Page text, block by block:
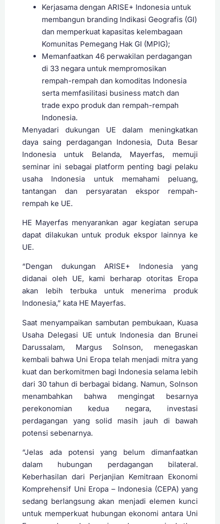
Kerjasama dengan ARISE+ Indonesia untuk
membangun branding Indikasi Geografis (GI)
dan memperkuat kapasitas kelembagaan
Komunitas Pemegang Hak GI (MPIG);
Memanfaatkan 46 perwakilan perdagangan
di 33 negara untuk mempromosikan
rempah-rempah dan komoditas Indonesia
serta memfasilitasi business match dan
trade expo produk dan rempah-rempah
Indonesia.
Menyadari dukungan UE dalam meningkatkan
daya saing perdagangan Indonesia, Duta Besar
Indonesia untuk Belanda, Mayerfas, memuji
seminar ini sebagai platform penting bagi pelaku
usaha Indonesia untuk memahami peluang,
tantangan dan persyaratan ekspor rempah-
rempah ke UE.
HE Mayerfas menyarankan agar kegiatan serupa
dapat dilakukan untuk produk ekspor lainnya ke
UE.
“Dengan dukungan ARISE+ Indonesia yang
didanai oleh UE, kami berharap otoritas Eropa
akan lebih terbuka untuk menerima produk
Indonesia,” kata HE Mayerfas.
Saat menyampaikan sambutan pembukaan, Kuasa
Usaha Delegasi UE untuk Indonesia dan Brunei
Darussalam, Margus Solnson, menegaskan
kembali bahwa Uni Eropa telah menjadi mitra yang
kuat dan berkomitmen bagi Indonesia selama lebih
dari 30 tahun di berbagai bidang. Namun, Solnson
menambahkan bahwa mengingat besarnya
perekonomian kedua negara, investasi
perdagangan yang solid masih jauh di bawah
potensi sebenarnya.
“Jelas ada potensi yang belum dimanfaatkan
dalam hubungan perdagangan bilateral.
Keberhasilan dari Perjanjian Kemitraan Ekonomi
Komprehensif Uni Eropa – Indonesia (CEPA) yang
sedang berlangsung akan menjadi elemen kunci
untuk memperkuat hubungan ekonomi antara Uni